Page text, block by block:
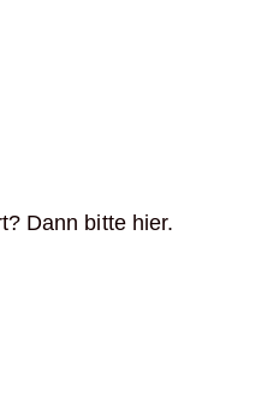
Dann bitte hier.